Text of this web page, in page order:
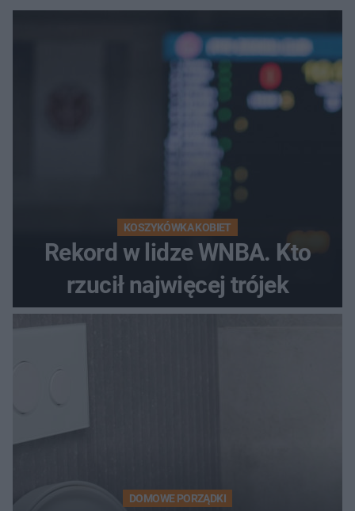
KOSZYKÓWKA KOBIET
Rekord w lidze WNBA. Kto
rzucił najwięcej trójek
DOMOWE PORZĄDKI